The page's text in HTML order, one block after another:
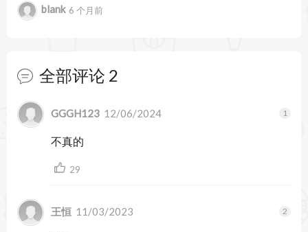
2. 3D 视图分析：Reveal 以 3D 的方式展现应用的
叠方式，识别潜在的布局问题。
3. 实时调试和修改属性：开发者可以直接在 Reveal
中修改视图的属性（如颜色、位置、透明度等），
并立刻在应用上看到效果，而不需要重新编译。
Objective-C 开发的应用，且可以与 Xcode 一起使
blank 6 个月前
全部评论 2
暂无跟帖
GGGH123 12/06/2024
不真的
29
王恒 11/03/2023